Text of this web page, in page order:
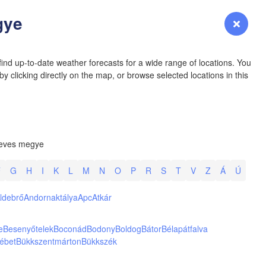
Forecast
up-to-date weather forecasts for a wide range of locations. You
clicking directly on the map, or browse selected locations in this
megye
G H I K L M N O P R S T V Z Á Ú
AndornaktályaApcAtkár
BesenyőtelekBoconádBodonyBoldogBátorBélapátfalva
BükkszentmártonBükkszék